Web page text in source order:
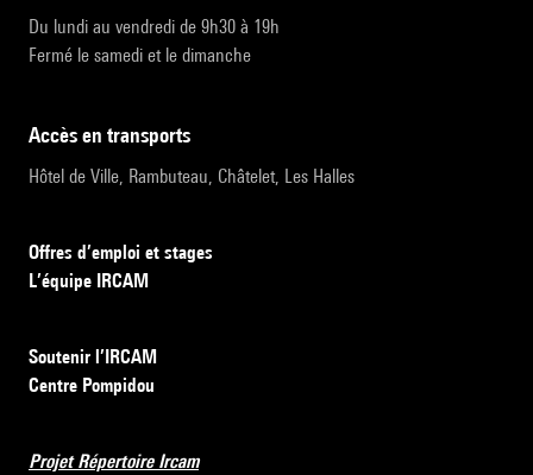
Du lundi au vendredi de 9h30 à 19h
Fermé le samedi et le dimanche
accès en transports
Hôtel de Ville, Rambuteau, Châtelet, Les Halles
Offres d’emploi et stages
L’équipe IRCAM
Soutenir l’IRCAM
Centre Pompidou
Projet Répertoire Ircam